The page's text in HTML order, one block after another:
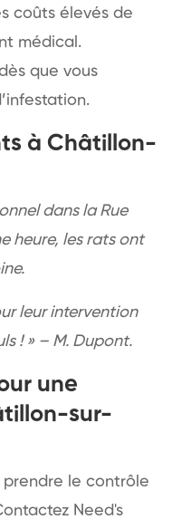
coûts élevés de
médical.
que vous
à Châtillon-
dans la Rue
heure, les rats ont
leur intervention
! » – M. Dupont.
une
sur-
prendre le contrôle
Need's